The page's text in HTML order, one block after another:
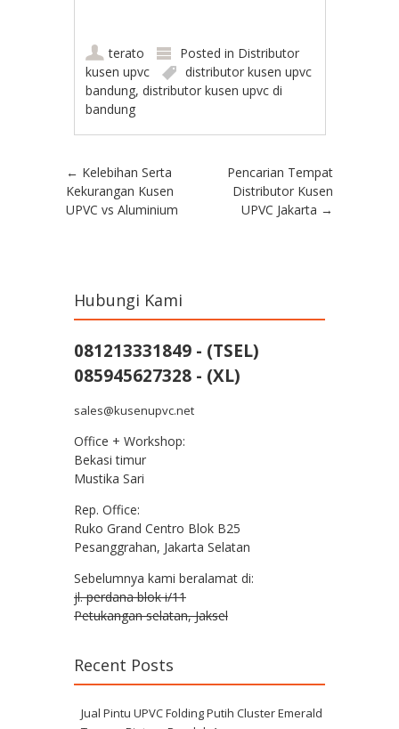
terato Posted in Distributor
kusen upvc
distributor kusen upvc
bandung,distributor kusen upvc di
bandung
Post navigation
← Kelebihan Serta
Kekurangan Kusen
UPVC vs Aluminium
Pencarian Tempat
Distributor Kusen
UPVC Jakarta →
Hubungi Kami
081213331849 - (TSEL)
085945627328 - (XL)
sales@kusenupvc.net
Office + Workshop:
Bekasi timur
Mustika Sari
Rep. Office:
Ruko Grand Centro Blok B25
Pesanggrahan, Jakarta Selatan
Sebelumnya kami beralamat di:
jl. perdana blok i/11
Petukangan selatan, Jaksel
Recent Posts
Jual Pintu UPVC Folding Putih Cluster Emerald